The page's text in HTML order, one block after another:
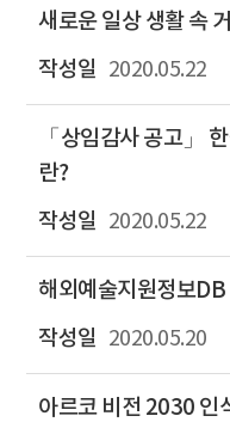
새로운 일상 생활 속
2020.05.22
「상임감사 공고」
란?
2020.05.22
해외예술지원정보
2020.05.20
아르코 비전 2030 인